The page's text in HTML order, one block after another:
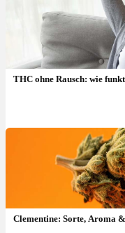
THC ohne Rausch: wie
Royal Kush Sorte:
Clementine: Sorte, Aroma